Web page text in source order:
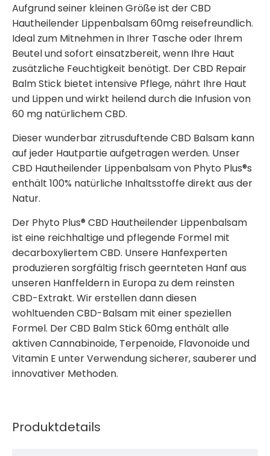
Aufgrund seiner kleinen Größe ist der CBD
Hautheilender Lippenbalsam 60mg reisefreundlich.
Ideal zum Mitnehmen in Ihrer Tasche oder Ihrem
Beutel und sofort einsatzbereit, wenn Ihre Haut
zusätzliche Feuchtigkeit benötigt. Der CBD Repair
Balm Stick bietet intensive Pflege, nährt Ihre Haut
und Lippen und wirkt heilend durch die Infusion von
60 mg natürlichem CBD.
Dieser wunderbar zitrusduftende CBD Balsam kann
auf jeder Hautpartie aufgetragen werden. Unser
CBD Hautheilender Lippenbalsam von Phyto Plus®s
enthält 100% natürliche Inhaltsstoffe direkt aus der
Natur.
Der Phyto Plus® CBD Hautheilender Lippenbalsam
ist eine reichhaltige und pflegende Formel mit
decarboxyliertem CBD. Unsere Hanfexperten
produzieren sorgfältig frisch geernteten Hanf aus
unseren Hanffeldern in Europa zu dem reinsten
CBD-Extrakt. Wir erstellen dann diesen
wohltuenden CBD-Balsam mit einer speziellen
Formel. Der CBD Balm Stick 60mg enthält alle
aktiven Cannabinoide, Terpenoide, Flavonoide und
Vitamin E unter Verwendung sicherer, sauberer und
innovativer Methoden.
Produktdetails